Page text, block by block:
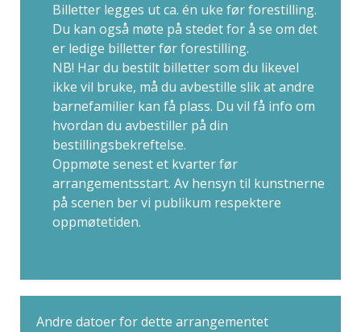
Billetter legges ut ca. én uke før forestilling.
Du kan også møte på stedet for å se om det
er ledige billetter før forestilling.
NB! Har du bestilt billetter som du likevel
ikke vil bruke, må du avbestille slik at andre
barnefamilier kan få plass. Du vil få info om
hvordan du avbestiller på din
bestillingsbekreftelse.
Oppmøte senest et kvarter før
arrangementsstart. Av hensyn til kunstnerne
på scenen ber vi publikum respektere
oppmøtetiden.
Andre datoer for dette arrangementet